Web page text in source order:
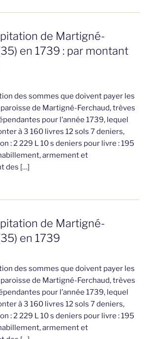
de Martigné-
en 1739 : par montant
des sommes que doivent payer les
de Martigné-Ferchaud, trèves
pour l’année 1739, lequel
à 3 160 livres 12 sols 7 deniers,
: 2 229 L 10 s deniers pour livre : 195
armement et
des […]
de Martigné-
en 1739
des sommes que doivent payer les
de Martigné-Ferchaud, trèves
pour l’année 1739, lequel
à 3 160 livres 12 sols 7 deniers,
: 2 229 L 10 s deniers pour livre : 195
armement et